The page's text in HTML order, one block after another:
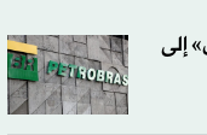
إلى